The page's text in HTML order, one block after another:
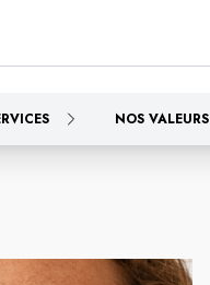
NOS VALEURS